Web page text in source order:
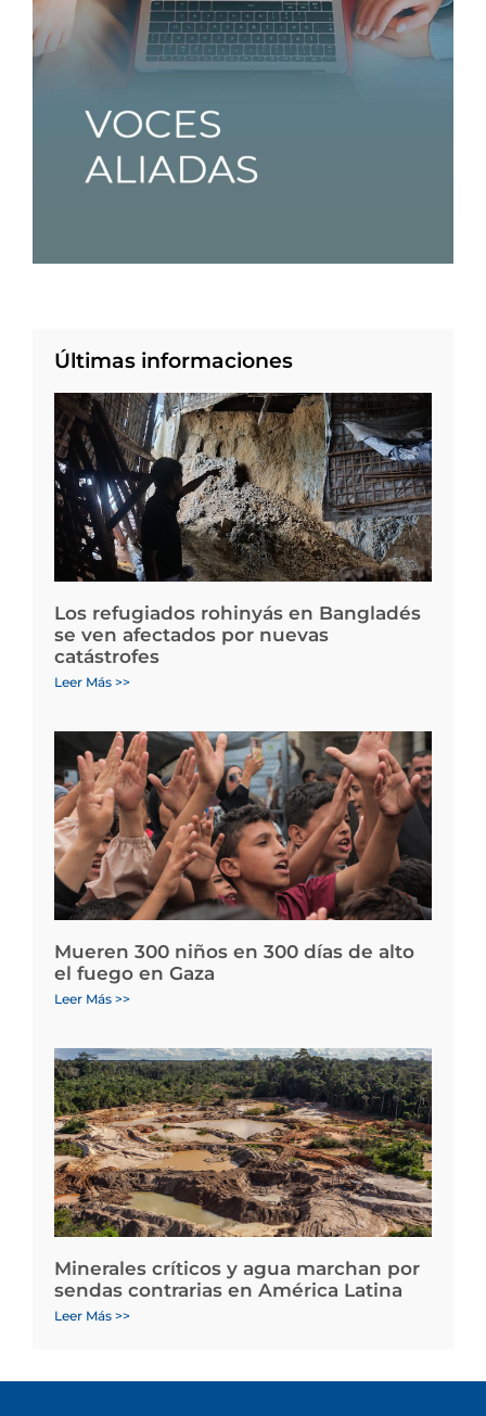
Últimas informaciones
Los refugiados rohinyás en Bangladés
se ven afectados por nuevas
catástrofes
Leer Más >>
Mueren 300 niños en 300 días de alto
el fuego en Gaza
Leer Más >>
Minerales críticos y agua marchan por
sendas contrarias en América Latina
Leer Más >>